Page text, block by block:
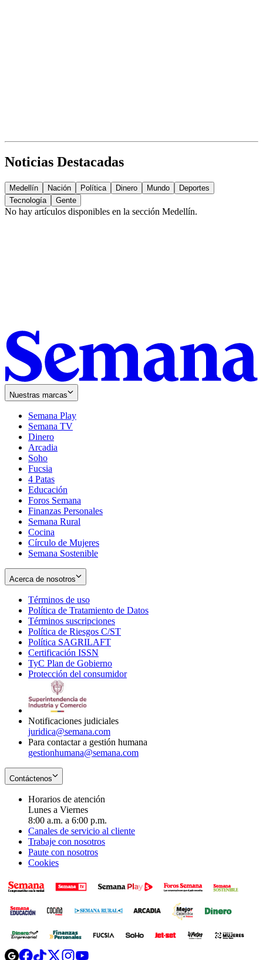
Noticias Destacadas
Medellín Nación Política Dinero Mundo
Deportes
Tecnología
Gente
No hay artículos disponibles en la sección Medellín.
Nuestras marcas
Semana Play
Semana TV
Dinero
Arcadia
Soho
in
new
window
Fucsia
in
new
window
4 Patas
Educación
Foros Semana
Finanzas Personales
Semana Rural
Cocina
Círculo de Mujeres
Semana Sostenible
Acerca de nosotros
Términos de uso
in
new
window
Política de Tratamiento de Datos
Términos suscripciones
in
Política de Riesgos C/ST
Política SAGRILAFT
new
window
Certificación ISSN
in
new
TyC Plan de Gobierno
in
Protección del consumidorOpens
Notificaciones judiciales
juridica@semana.com
Para contactar a gestión humana
gestionhumana@semana.com
Contáctenos
Horarios de atención
Lunes a Viernes
8:00 a.m. a 6:00 p.m.
Canales de servicio al cliente
Trabaje con nosotros
Paute con nosotros
Cookies
OpensOpensOpensOpens